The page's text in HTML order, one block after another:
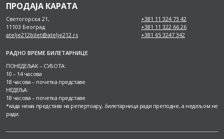
ПРОДАЈА КАРАТА
Светогорска 21,
11103 Београд
atelje212bilet@atelje212.rs
+381 11 324 73 42
+381 11 322 66 26
+381 65 3247 342
РАДНО ВРЕМЕ БИЛЕТАРНИЦЕ
ПОНЕДЕЉАК – СУБОТА:
10 – 14 часова
18 часова – почетка представе
НЕДЕЉА:
18 часова – почетка представе
*када нема представа на репертоару, билетарница ради преподне, а недељом не
ради.